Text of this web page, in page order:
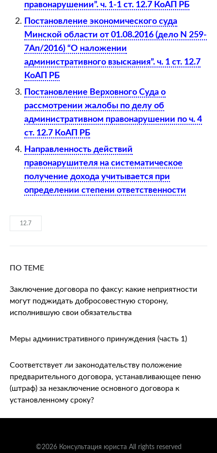
правонарушении”. ч. 1-1 ст. 12.7 КоАП РБ
Постановление экономического суда
Минской области от 01.08.2016 (дело N 259-
7Ап/2016) “О наложении
административного взыскания”. ч. 1 ст. 12.7
КоАП РБ
Постановление Верховного Суда о
рассмотрении жалобы по делу об
административном правонарушении по ч. 4
ст. 12.7 КоАП РБ
Направленность действий
правонарушителя на систематическое
получение дохода учитывается при
определении степени ответственности
12.7
ПО ТЕМЕ
Заключение договора по факсу: какие неприятности
могут поджидать добросовестную сторону,
исполнившую свои обязательства
Меры административного принуждения (часть 1)
Соответствует ли законодательству положение
предварительного договора, устанавливающее пеню
(штраф) за незаключение основного договора к
установленному сроку?
©2026 Консультация юриста All rights reserved